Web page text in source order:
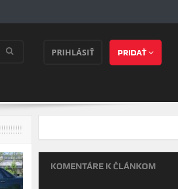
PRIHLÁSIŤ PRIDAŤ
KOMENTÁRE K ČLÁNKOM